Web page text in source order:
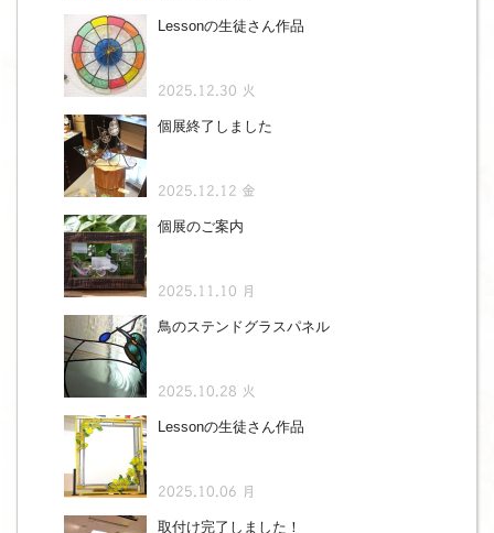
Lessonの生徒さん作品
2025.12.30 火
個展終了しました
2025.12.12 金
個展のご案内
2025.11.10 月
鳥のステンドグラスパネル
2025.10.28 火
Lessonの生徒さん作品
2025.10.06 月
取付け完了しました！